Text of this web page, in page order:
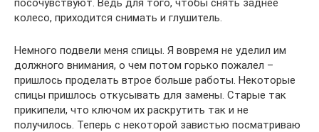
посочувствуют. Ведь для того, чтобы снять заднее
колесо, приходится снимать и глушитель.
Немного подвели меня спицы. Я вовремя не уделил им
должного внимания, о чем потом горько пожалел –
пришлось проделать втрое больше работы. Некоторые
спицы пришлось откусывать для замены. Старые так
прикипели, что ключом их раскрутить так и не
получилось. Теперь с некоторой завистью посматриваю